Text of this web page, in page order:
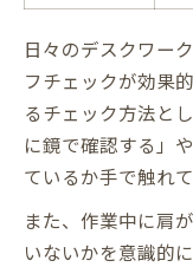
日々のデスクワー
フチェックが効果
るチェック方法と
に鏡で確認する」
ているか手で触れ
また、作業中に肩
いないかを意識的